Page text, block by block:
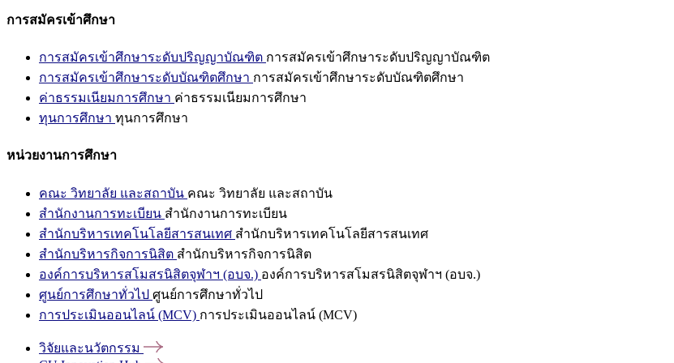
การสมัครเข้าศึกษา
การสมัครเข้าศึกษาระดับปริญญาบัณฑิต การสมัครเข้าศึกษาระดับปริญญาบัณฑิต
การสมัครเข้าศึกษาระดับบัณฑิตศึกษา การสมัครเข้าศึกษาระดับบัณฑิตศึกษา
ค่าธรรมเนียมการศึกษา ค่าธรรมเนียมการศึกษา
ทุนการศึกษา ทุนการศึกษา
หน่วยงานการศึกษา
คณะ วิทยาลัย และสถาบัน คณะ วิทยาลัย และสถาบัน
สำนักงานการทะเบียน สำนักงานการทะเบียน
สำนักบริหารเทคโนโลยีสารสนเทศ สำนักบริหารเทคโนโลยีสารสนเทศ
สำนักบริหารกิจการนิสิต สำนักบริหารกิจการนิสิต
องค์การบริหารสโมสรนิสิตจุฬาฯ (อบจ.) องค์การบริหารสโมสรนิสิตจุฬาฯ (อบจ.)
ศูนย์การศึกษาทั่วไป ศูนย์การศึกษาทั่วไป
การประเมินออนไลน์ (MCV) การประเมินออนไลน์ (MCV)
วิจัยและนวัตกรรม